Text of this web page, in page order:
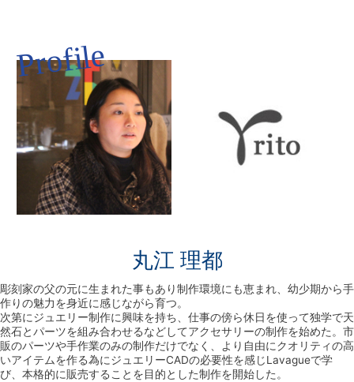
丸江 理都
彫刻家の父の元に生まれた事もあり制作環境にも恵まれ、幼少期から手
作りの魅力を身近に感じながら育つ。
次第にジュエリー制作に興味を持ち、仕事の傍ら休日を使って独学で天
然石とパーツを組み合わせるなどしてアクセサリーの制作を始めた。市
販のパーツや手作業のみの制作だけでなく、より自由にクオリティの高
いアイテムを作る為にジュエリーCADの必要性を感じLavagueで学
び、本格的に販売することを目的とした制作を開始した。